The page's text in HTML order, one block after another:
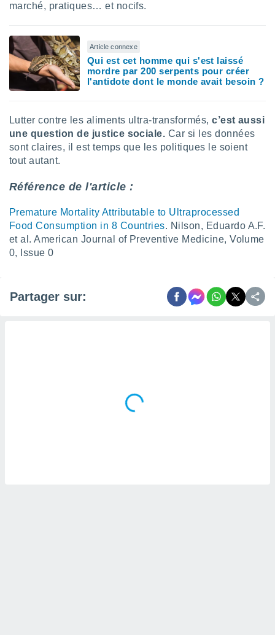
marché, pratiques… et nocifs.
Article connexe
Qui est cet homme qui s'est laissé
mordre par 200 serpents pour créer
l'antidote dont le monde avait besoin ?
Lutter contre les aliments ultra-transformés,c’est aussi
une question de justice sociale. Car si les données
sont claires, il est temps que les politiques le soient
tout autant.
Référence de l'article :
Premature Mortality Attributable to Ultraprocessed
Food Consumption in 8 Countries. Nilson, Eduardo A.F.
et al. American Journal of Preventive Medicine, Volume
0, Issue 0
Partager sur: